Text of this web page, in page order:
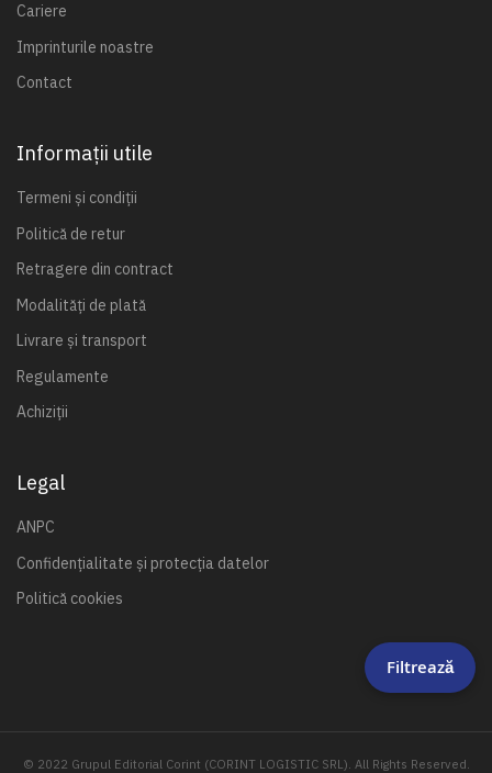
Cariere
Imprinturile noastre
Contact
Informații utile
Termeni și condiții
Politică de retur
Retragere din contract
Modalități de plată
Livrare și transport
Regulamente
Achiziții
Legal
ANPC
Confidențialitate și protecția datelor
Politică cookies
© 2022 Grupul Editorial Corint (CORINT LOGISTIC SRL). All Rights Reserved.
Filtrează